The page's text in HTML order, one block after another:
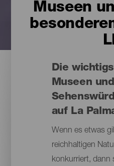
Museen
Die
Museen und
auf La
Wenn es etwas
reichhaltigen
konkurriert, dann